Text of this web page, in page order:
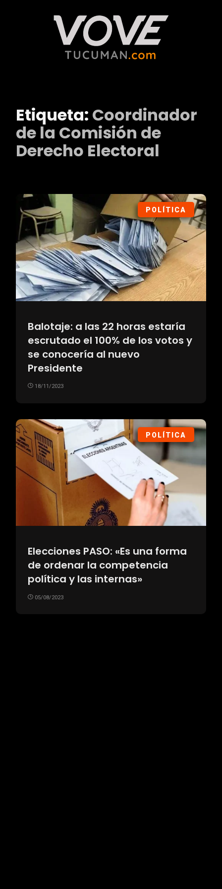
Etiqueta: Coordinador
de la Comisión de
Derecho Electoral
POLÍTICA
Balotaje: a las 22 horas estaría
escrutado el 100% de los votos y
se conocería al nuevo
Presidente
18/11/2023
POLÍTICA
Elecciones PASO: «Es una forma
de ordenar la competencia
política y las internas»
05/08/2023